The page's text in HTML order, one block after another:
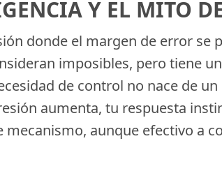
Y EL MITO
donde el margen de error se
imposibles, pero tiene
de control no nace de
aumenta, tu respuesta
aunque efectivo a